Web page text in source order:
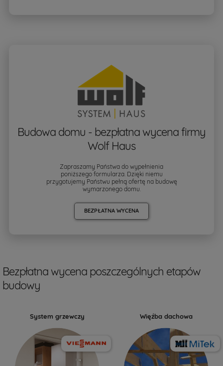
Budowa domu - bezpłatna wycena firmy
Wolf Haus
Zapraszamy Państwa do wypełnienia
poniższego formularza. Dzięki niemu
przygotujemy Państwu pełną ofertę na budowę
wymarzonego domu.
BEZPŁATNA WYCENA
Bezpłatna wycena poszczególnych etapów
budowy
System grzewczy Więźba dachowa